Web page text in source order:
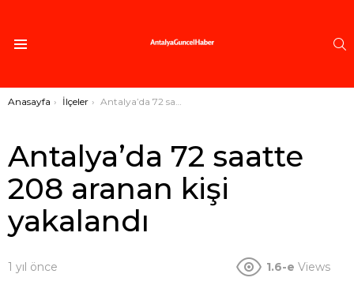
Buradasınız:
Anasayfa İlçeler Antalya’da 72 saatte 208 aranan kişi yakalandı
Antalya’da 72 saatte
208 aranan kişi
yakalandı
1 yıl önce 1.6-e Views